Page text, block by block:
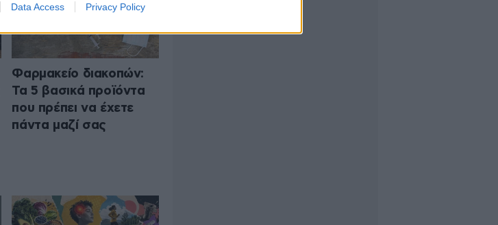
Data Access Privacy Policy
Φαρμακείο διακοπών:
Τα 5 βασικά προϊόντα
που πρέπει να έχετε
πάντα μαζί σας